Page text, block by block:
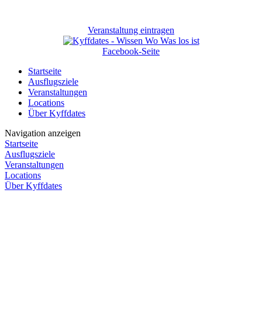
Veranstaltung eintragen
Facebook-Seite
Startseite
Ausflugsziele
Veranstaltungen
Locations
Über Kyffdates
Navigation anzeigen
Startseite
Ausflugsziele
Veranstaltungen
Locations
Über Kyffdates